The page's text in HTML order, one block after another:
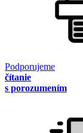
Podporujeme
čítanie
s porozumením